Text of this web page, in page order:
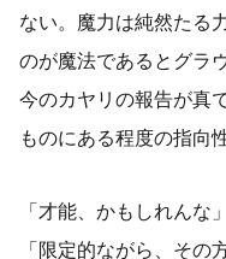
ない。魔力は純然たる
のが魔法であるとグラ
今のカヤリの報告が真
ものにある程度の指向
「才能、かもしれんな」
「限定的ながら、そ